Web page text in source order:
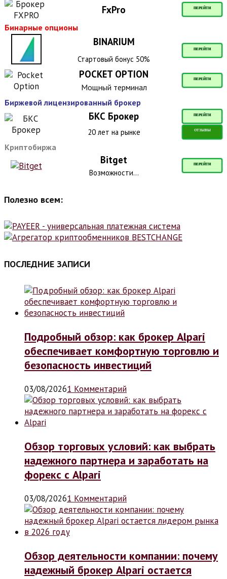
FxPro ПЕРЕЙТИ
Бинарные опционы
BINARIUM
ПЕРЕЙТИ
Стартовый бонус 50%
POCKET OPTION ПЕРЕЙТИ
Мощный терминал
Биржевой лицензированный брокер
БКС Брокер ПЕРЕЙТИ
20 лет на рынке ОТЗЫВЫ
Криптобиржа
Bitget ПЕРЕЙТИ
Возможности...
Полезно всем:
ПОСЛЕДНИЕ ЗАПИСИ
Подробный обзор: как брокер Alpari
обеспечивает комфортную торговлю и
безопасность инвестиций
03/08/20261 Комментарий
Обзор торговых условий: как выбрать
надежного партнера и заработать на
форекс с Alpari
03/08/20261 Комментарий
Обзор деятельности компании: почему
надежный брокер Alpari остается